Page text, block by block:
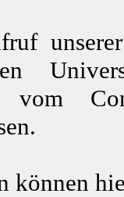
vom
können